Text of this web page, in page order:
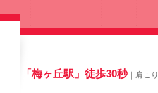
「梅ヶ丘駅」徒歩30秒｜肩こ